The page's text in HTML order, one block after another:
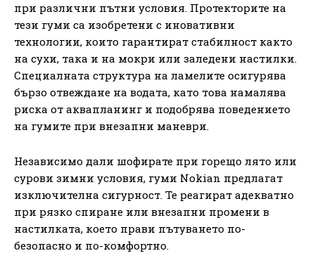
при различни пътни условия. Протекторите на
тези гуми са изобретени с иновативни
технологии, които гарантират стабилност както
на сухи, така и на мокри или заледени настилки.
Специалната структура на ламелите осигурява
бързо отвеждане на водата, като това намалява
риска от аквапланинг и подобрява поведението
на гумите при внезапни маневри.
Независимо дали шофирате при горещо лято или
сурови зимни условия, гуми Nokian предлагат
изключителна сигурност. Те реагират адекватно
при рязко спиране или внезапни промени в
настилката, което прави пътуването по-
безопасно и по-комфортно.